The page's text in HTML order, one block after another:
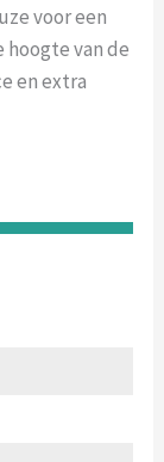
voor een
van de
en extra